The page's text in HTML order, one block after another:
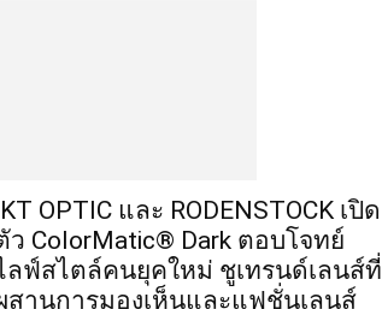
KT OPTIC และ RODENSTOCK เปิด
ว ColorMatic® Dark ตอบโจทย์
ลฟ์สไตล์คนยุคใหม่ ชูเทรนด์เลนส์ที่
สานการมองเห็นและแฟชั่นเลนส์